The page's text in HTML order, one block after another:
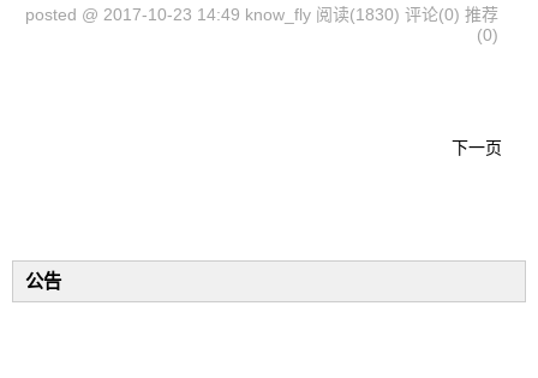
posted @ 2017-10-23 14:49 know_fly 阅读(1830) 评论(0) 推荐
(0)
下一页
公告